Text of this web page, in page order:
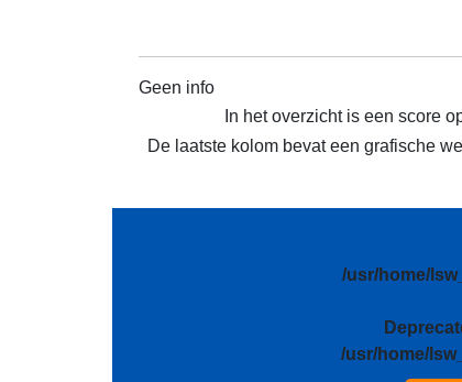
Geen info
In het overzicht is een score
De laatste kolom bevat een grafische
/usr/home/
/usr/home/